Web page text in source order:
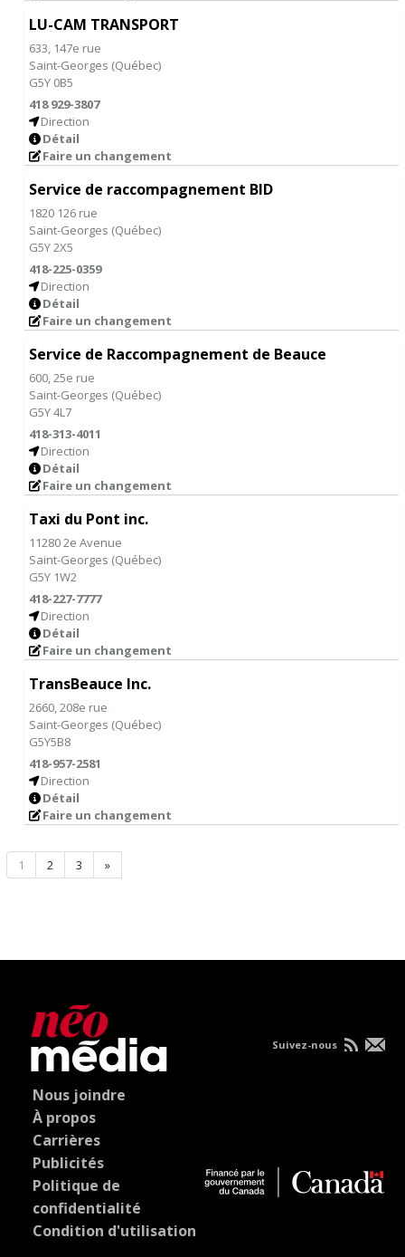
LU-CAM TRANSPORT
633, 147e rue
Saint-Georges (Québec)
G5Y 0B5
418 929-3807
Direction
Détail
Faire un changement
Service de raccompagnement BID
1820 126 rue
Saint-Georges (Québec)
G5Y 2X5
418-225-0359
Direction
Détail
Faire un changement
Service de Raccompagnement de Beauce
600, 25e rue
Saint-Georges (Québec)
G5Y 4L7
418-313-4011
Direction
Détail
Faire un changement
Taxi du Pont inc.
11280 2e Avenue
Saint-Georges (Québec)
G5Y 1W2
418-227-7777
Direction
Détail
Faire un changement
TransBeauce Inc.
2660, 208e rue
Saint-Georges (Québec)
G5Y5B8
418-957-2581
Direction
Détail
Faire un changement
1 2 3 »
Nous joindre
À propos
Carrières
Publicités
Politique de
confidentialité
Condition d'utilisation
Suivez-nous